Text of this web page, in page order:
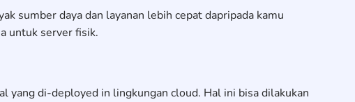
sumber daya dan layanan lebih cepat dapripada kamu
untuk server fisik.
yang di-deployed in lingkungan cloud. Hal ini bisa dilakukan